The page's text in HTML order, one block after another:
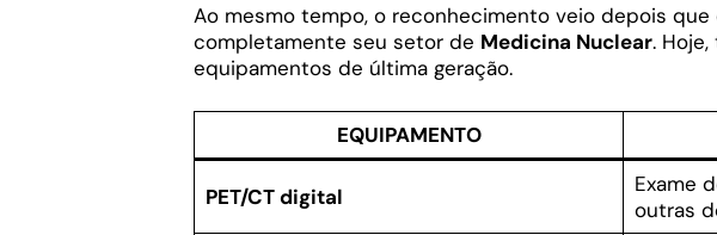
Ao mesmo tempo, o reconhecimento veio depois
completamente seu setor de Medicina Nuclear.
equipamentos de última geração.
EQUIPAMENTO
PET/CT digital
Exame
outras